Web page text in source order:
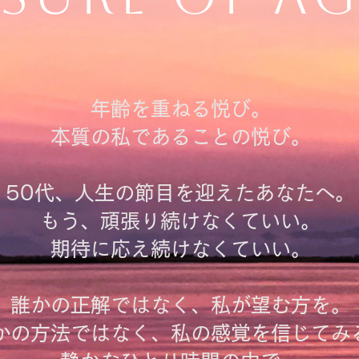
年齢を重ねる悦び。
本質の私であることの悦び。
50代、人生の節目を迎えたあなたへ。
もう、頑張り続けなくていい。
期待に応え続けなくていい。
誰かの正解ではなく、私が望む方を。
の方法ではなく、私の感覚を信じてみ